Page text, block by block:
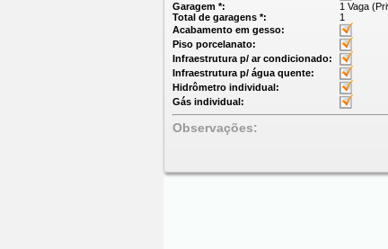
Garagem *:
1 Vaga
Total de garagens *:
1
Acabamento em gesso:
Piso porcelanato:
Infraestrutura p/ ar condicionado:
Infraestrutura p/ água quente:
Hidrômetro individual:
Gás individual:
Observações: